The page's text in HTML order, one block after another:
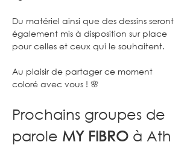
Du matériel ainsi que des dessins seront
également mis à disposition sur place
pour celles et ceux qui le souhaitent.
Au plaisir de partager ce moment
coloré avec vous ! 🌸
Prochains groupes de
parole MY FIBRO à Ath